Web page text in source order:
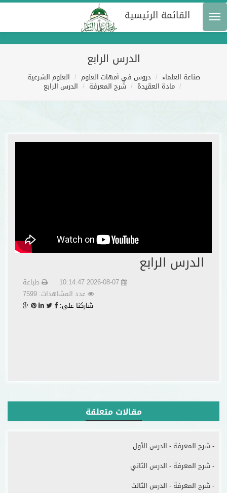
القائمة الرئيسية
الدرس الرابع
صناعة العلماء دروس في أمهات العلوم العلوم الشرعية
مادة العقيدة شرح المعرفة الدرس الرابع
الدرس الرابع
طباعة
عدد المشاهدات: 7599
شاركنا على:
مقالات متعلقة
- شرح المعرفة - الدرس الأول
- شرح المعرفة - الدرس الثاني
- شرح المعرفة - الدرس الثالث